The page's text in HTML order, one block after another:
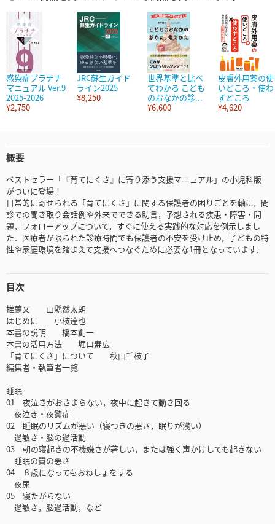
感染症プラチナ
マニュアル Ver.9
2025-2026
¥2,750
JRC蘇生ガイド
ライン2025
¥8,250
世界基準と比べ
てわかる こども
のおなかの診...
¥6,600
皮膚外用薬の使
いどころ・使わ
ずどころ
¥4,620
概要
ベストセラー「『育てにくさ』に寄り添う支援マニュアル」の小児科版
がついに登場！
日常的に寄せられる「育てにくさ」に関する保護者の困りごとを軸に，問
診での聞き取り会話例や外来でできる助言，予想される疾患・障害・問
題，フォローアップについて，すぐに使える実践的な対応を例示しまし
た．医療者が限られた診療時間でも保護者の不安を受け止め，子どもの特
性や家庭環境を踏まえて支援へつなぐために必要な1冊となっています．
目次
推薦文 山縣然太朗
はじめに 小枝達也
本書の説明 橋本創一
本書の活用方法 堀口寿広
「育てにくさ」について 秋山千枝子
編集者・執筆者一覧
睡眠
01 夜泣きがおさまらない，夜中に起きて動き回る
夜泣き・夜驚症
02 睡眠のリズムが悪い（寝つきの悪さ，眠りが浅い）
過敏さ・脳の過活動
03 朝の寝起きの不機嫌さが著しい，または強く声かけしても起きない
睡眠の質の悪さ
04 ８歳になってもおねしょをする
夜尿
05 寝たがらない
過敏さ，脳過活動，など